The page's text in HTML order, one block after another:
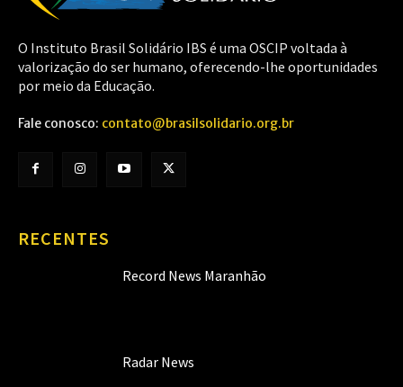
O Instituto Brasil Solidário IBS é uma OSCIP voltada à
valorização do ser humano, oferecendo-lhe oportunidades
por meio da Educação.
Fale conosco: contato@brasilsolidario.org.br
RECENTES
Record News Maranhão
Radar News